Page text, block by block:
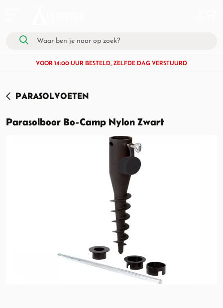
VOOR 14:00 UUR BESTELD, ZELFDE DAG VERSTUURD
PARASOLVOETEN
Parasolboor Bo-Camp Nylon Zwart